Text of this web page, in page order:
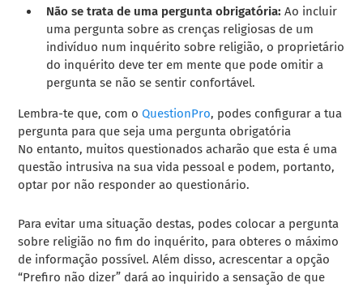
Não se trata de uma pergunta obrigatória:Ao incluir
uma pergunta sobre as crenças religiosas de um
indivíduo num inquérito sobre religião, o proprietário
do inquérito deve ter em mente que pode omitir a
pergunta se não se sentir confortável.
Lembra-te que, com oQuestionPro, podes configurar a tua
pergunta para que seja uma pergunta obrigatória
No entanto, muitos questionados acharão que esta é uma
questão intrusiva na sua vida pessoal e podem, portanto,
optar por não responder ao questionário.
Para evitar uma situação destas, podes colocar a pergunta
sobre religião no fim do inquérito, para obteres o máximo
de informação possível. Além disso, acrescentar a opção
“Prefiro não dizer” dará ao inquirido a sensação de que